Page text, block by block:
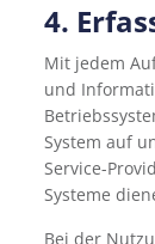
4.
Mit jedem
und
System auf
Service-
Systeme
Bei der